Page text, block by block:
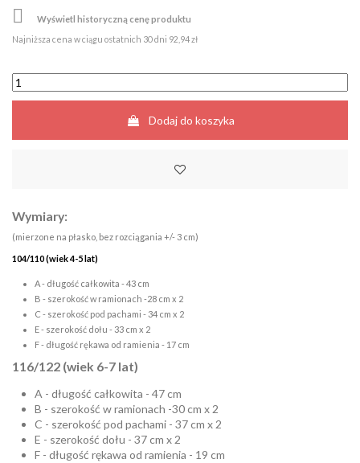

Wyświetl historyczną cenę produktu
Najniższa cena w ciągu ostatnich 30 dni 92,94 zł
Dodaj do koszyka
Wymiary:
(mierzone na płasko, bez rozciągania +/- 3 cm)
104/110 (wiek 4-5 lat)
A - długość całkowita - 43 cm
B - szerokość w ramionach -28 cm x 2
C - szerokość pod pachami - 34 cm x 2
E - szerokość dołu - 33 cm x 2
F - długość rękawa od ramienia - 17 cm
116/122 (wiek 6-7 lat)
A - długość całkowita - 47 cm
B - szerokość w ramionach -30 cm x 2
C - szerokość pod pachami - 37 cm x 2
E - szerokość dołu - 37 cm x 2
F - długość rękawa od ramienia - 19 cm